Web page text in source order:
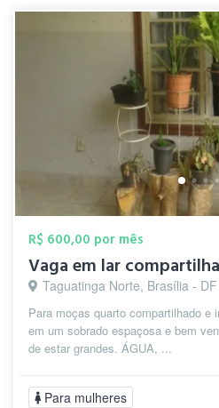
R$ 600,00 por mês
Taguatinga Norte, Brasília - DF
Para moças quarto compartilhado e
em um sobrado espaçosa e bem
de estar grandes. ÁGUA, ...
Para mulheres